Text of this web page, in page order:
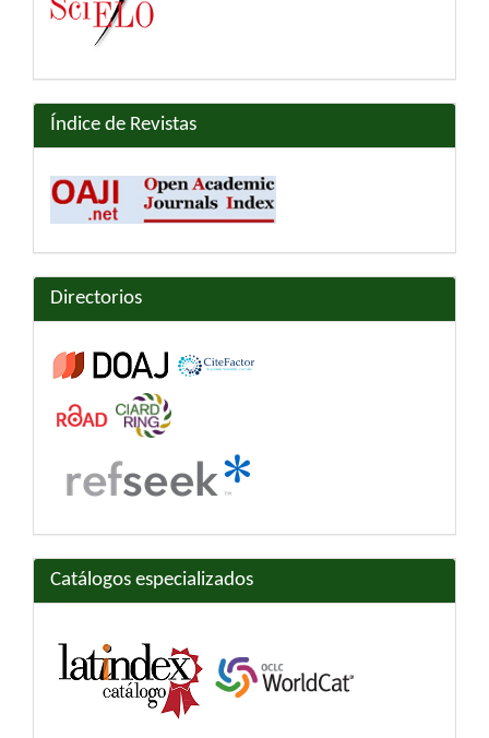
Índice de Revistas
Directorios
Catálogos especializados